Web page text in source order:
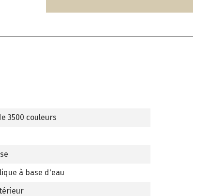
3500 couleurs
à base d'eau